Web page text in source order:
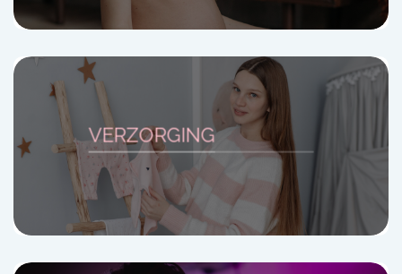
VERZORGING